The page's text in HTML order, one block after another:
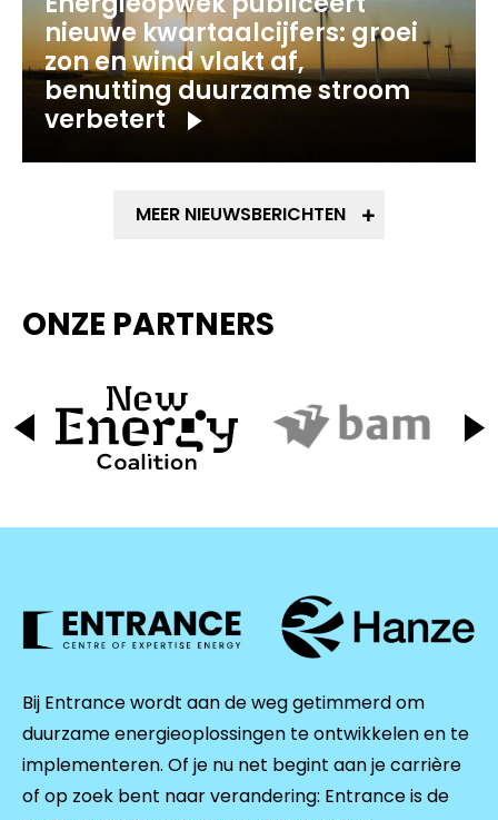
nieuwe kwartaalcijfers: groei
zon en wind vlakt af,
benutting duurzame stroom
verbetert
MEER NIEUWSBERICHTEN
ONZE PARTNERS
Bij Entrance wordt aan de weg getimmerd om
duurzame energieoplossingen te ontwikkelen en te
implementeren. Of je nu net begint aan je carrière
of op zoek bent naar verandering: Entrance is de